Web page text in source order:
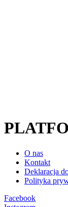
O nas
Kontakt
Deklaracja
Polityka
Facebook